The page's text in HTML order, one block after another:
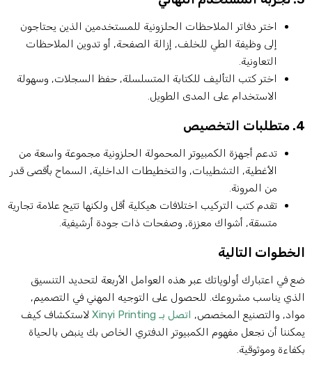
اختر دفاتر الملاحظات الحلزونية للمستخدمين الذين يحتاجون
إلى وظيفة الطي للخلف, إزالة الصفحة, أو تدوين الملاحظات
التعاونية.
اختر كتب التأليف للكتابة المتسلسلة, حفظ السجلات, وسهولة
الاستخدام على المدى الطويل.
تدعم أجهزة الكمبيوتر المحمولة الحلزونية مجموعة واسعة من
الأغطية, التشطيبات, والتخطيطات الداخلية, السماح بأقصى قدر
من المرونة.
تقدم كتب التركيب اختلافات هيكلية أقل ولكنها تتيح علامة تجارية
متسقة, أشواك معززة, وصفحات ذات جودة أرشيفية.
التالية
في اعتبارك أولوياتك عبر هذه العوامل الأربعة لتحديد التنسيق
يناسب مشروعك. للحصول على التوجيه المهني في التصميم,
والتصنيع المخصص, اتصل بـ Xinyi Printing
لاستكشاف كيف
أن نجعل مفهوم الكمبيوتر الدفتري الخاص بك ينبض بالحياة
وموثوقية.